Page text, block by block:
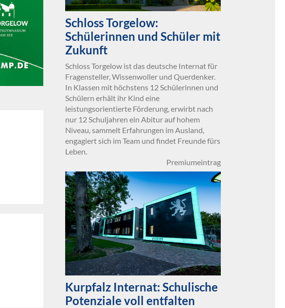
Schloss Torgelow:
Schülerinnen und Schüler mit
Zukunft
Schloss Torgelow ist das deutsche Internat für
Fragensteller, Wissenwoller und Querdenker.
In Klassen mit höchstens 12 Schülerinnen und
Schülern erhält ihr Kind eine
leistungsorientierte Förderung, erwirbt nach
nur 12 Schuljahren ein Abitur auf hohem
Niveau, sammelt Erfahrungen im Ausland,
engagiert sich im Team und findet Freunde fürs
Leben.
Premiumeintrag
Kurpfalz Internat: Schulische
Potenziale voll entfalten